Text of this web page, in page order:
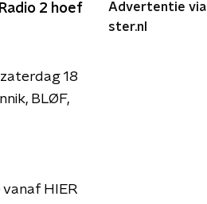
2 hoef
18
BLØF,
HIER
Advertentie via
ster.nl